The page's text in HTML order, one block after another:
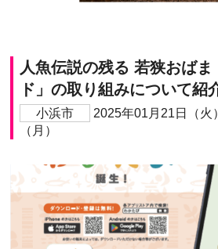
人魚伝説の残る 若狭おば
ド」の取り組みについて紹
小浜市
2025年01月21日（火
（月）